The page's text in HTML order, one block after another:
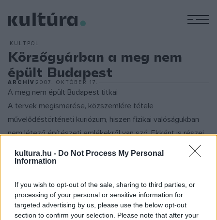
kultura.hu - Do Not Process My Personal
Information
If you wish to opt-out of the sale, sharing to third parties, or
processing of your personal or sensitive information for
targeted advertising by us, please use the below opt-out
section to confirm your selection. Please note that after your
KULTPOL
Körzőgyárban a meg nem
épült Budapest
ARCHÍV2007. OKTÓBER 17.
A meg nem épült Budapest titkai
A tervek megismerése, közszemlére tétele
művelődéstörténeti kuriózum, hiszen fizikai valóságukban
nem létező építészeti emlékekről van szó. Ekként is részei
város- és építészet-történetünknek, bár nem a közelmúlt
harcosan vitatott középületeit tárgyalja.
Az 1948-at követő évektől maga a tervezőtevékenység is
államosíttatott, ami egyaránt új és szokatlan körülményeket
teremtett. Ekkor alakultak meg a nagy állami